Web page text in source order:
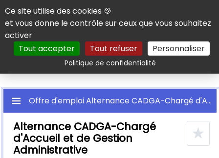
Panneau de gestion des cookies
Ce site utilise des cookies 🍪
et vous donne le contrôle sur ceux que vous souhaitez
activer
Tout accepter
Tout refuser Personnaliser
Politique de confidentialitéRechercher
Offre d'emploi Alternance CADGA-Chargé d'Accueil et de Gestion Administrative
Alternance CADGA-Chargé
d'Accueil et de Gestion
Administrative
★